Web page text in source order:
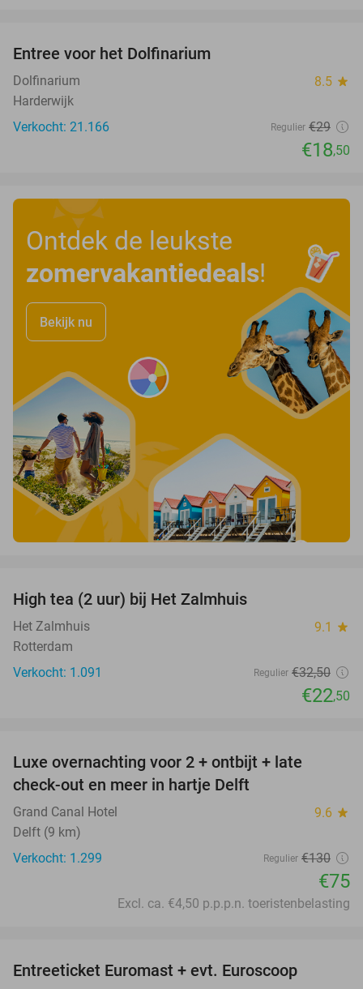
Entree voor het Dolfinarium
Dolfinarium 8.5 star
Harderwijk
Verkocht: 21.166
Regulier €29
€18,50
Ontdek de leukste
zomervakantiedeals!
Bekijk nu
High tea (2 uur) bij Het Zalmhuis
Het Zalmhuis 9.1 star
Rotterdam
Verkocht: 1.091
Regulier €32,50
€22,50
Luxe overnachting voor 2 + ontbijt + late
check-out en meer in hartje Delft
Grand Canal Hotel 9.6 star
Delft (9 km)
Verkocht: 1.299
Regulier €130
€75
Excl. ca. €4,50 p.p.p.n. toeristenbelasting
Entreeticket Euromast + evt. Euroscoop